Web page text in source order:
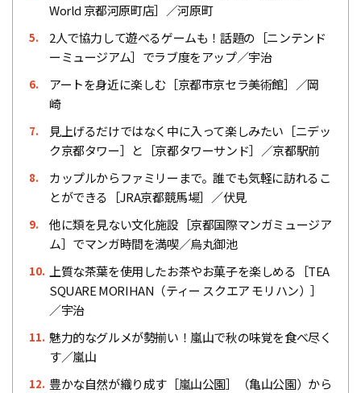
World 京都河原町店］／河原町
5.
2人で協力して遊べるゲームも！話題の［ニンテンド
ーミュージアム］でラブ度をアップ／宇治
6.
アートを身近に楽しむ［京都市京セラ美術館］／岡
崎
7.
見上げるだけではなく中に入って楽しみたい［ニデッ
ク京都タワー］と［京都タワーサンド］／京都駅前
8.
カップルからファミリーまで。誰でも気軽に訪れるこ
とができる［JRA京都競馬場］／伏見
9.
他に類を見ない文化施設［京都国際マンガミュージア
ム］でマンガ時間を満喫／烏丸御池
10.
上質な茶葉を使用したお茶やお菓子を楽しめる［TEA
SQUARE MORIHAN（ティー スクエア モリハン）］
／宇治
11. 魅力的なグルメが勢揃い！嵐山で秋の味覚を食べ尽く
す／嵐山
12. 豊かな自然が織り成す［嵐山公園］（亀山公園）から